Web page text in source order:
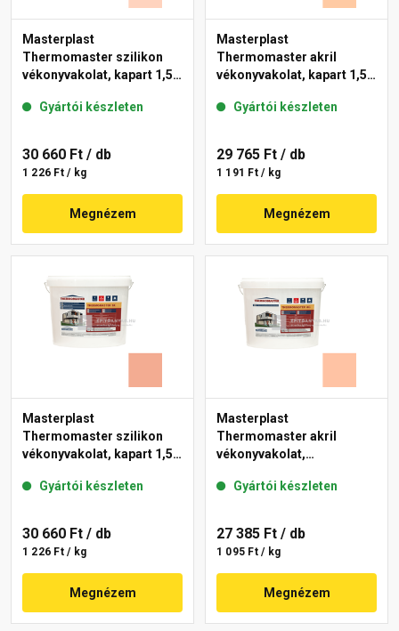
Masterplast
Thermomaster szilikon
vékonyvakolat, kapart 1,5
Gyártói készleten
30 660 Ft / db
1 226 Ft / kg
Megnézem
Masterplast
Thermomaster akril
vékonyvakolat, kapart 1,5
Gyártói készleten
29 765 Ft / db
1 191 Ft / kg
Megnézem
Masterplast
Thermomaster szilikon
vékonyvakolat, kapart 1,5
Gyártói készleten
30 660 Ft / db
1 226 Ft / kg
Megnézem
Masterplast
Thermomaster akril
vékonyvakolat,
15-D 25 kg
Gyártói készleten
27 385 Ft / db
1 095 Ft / kg
Megnézem